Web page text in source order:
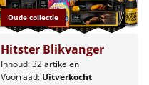
Oude collectie
Hitster Blikvanger
Inhoud: 32 artikelen
Voorraad: Uitverkocht